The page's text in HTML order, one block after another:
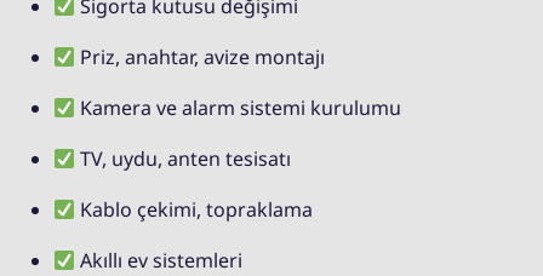
Sigorta kutusu değişimi
Priz, anahtar, avize montajı
Kamera ve alarm sistemi kurulumu
TV, uydu, anten tesisatı
Kablo çekimi, topraklama
Akıllı ev sistemleri